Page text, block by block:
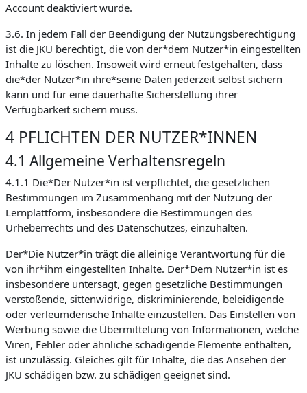
Account deaktiviert wurde.
3.6. In jedem Fall der Beendigung der Nutzungsberechtigung
ist die JKU berechtigt, die von der*dem Nutzer*in eingestellten
Inhalte zu löschen. Insoweit wird erneut festgehalten, dass
die*der Nutzer*in ihre*seine Daten jederzeit selbst sichern
kann und für eine dauerhafte Sicherstellung ihrer
Verfügbarkeit sichern muss.
4 PFLICHTEN DER NUTZER*INNEN
4.1 Allgemeine Verhaltensregeln
4.1.1 Die*Der Nutzer*in ist verpflichtet, die gesetzlichen
Bestimmungen im Zusammenhang mit der Nutzung der
Lernplattform, insbesondere die Bestimmungen des
Urheberrechts und des Datenschutzes, einzuhalten.
Der*Die Nutzer*in trägt die alleinige Verantwortung für die
von ihr*ihm eingestellten Inhalte. Der*Dem Nutzer*in ist es
insbesondere untersagt, gegen gesetzliche Bestimmungen
verstoßende, sittenwidrige, diskriminierende, beleidigende
oder verleumderische Inhalte einzustellen. Das Einstellen von
Werbung sowie die Übermittelung von Informationen, welche
Viren, Fehler oder ähnliche schädigende Elemente enthalten,
ist unzulässig. Gleiches gilt für Inhalte, die das Ansehen der
JKU schädigen bzw. zu schädigen geeignet sind.